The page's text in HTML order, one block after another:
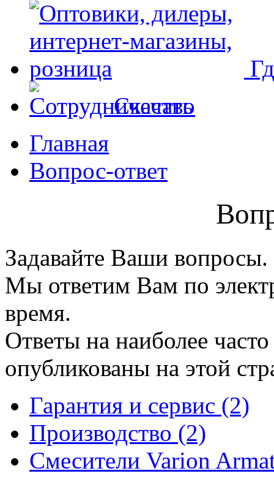
Скачать
Главная
Вопрос-ответ
Задавайте Ваши вопросы.
Мы ответим Вам по
время.
Ответы на наиболее
опубликованы на этой
Гарантия и сервис (2)
Производство (2)
Смесители Varion